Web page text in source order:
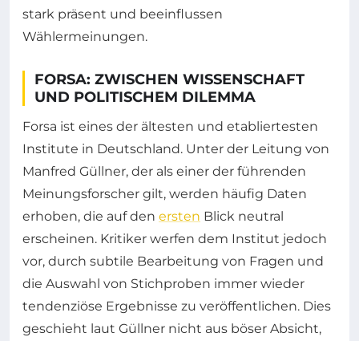
stark präsent und beeinflussen
Wählermeinungen.
FORSA: ZWISCHEN WISSENSCHAFT
UND POLITISCHEM DILEMMA
Forsa ist eines der ältesten und etabliertesten
Institute in Deutschland. Unter der Leitung von
Manfred Güllner, der als einer der führenden
Meinungsforscher gilt, werden häufig Daten
erhoben, die auf den ersten Blick neutral
erscheinen. Kritiker werfen dem Institut jedoch
vor, durch subtile Bearbeitung von Fragen und
die Auswahl von Stichproben immer wieder
tendenziöse Ergebnisse zu veröffentlichen. Dies
geschieht laut Güllner nicht aus böser Absicht,